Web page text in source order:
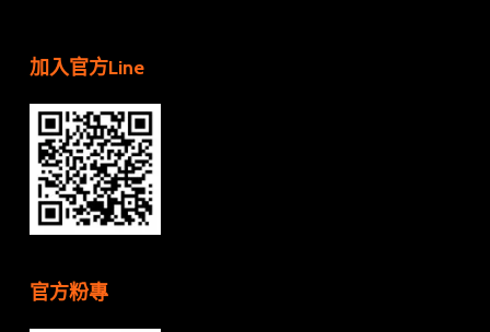
加入官方Line
官方粉專